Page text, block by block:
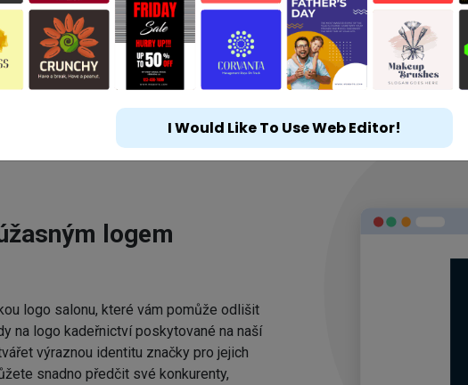
logem
logo salonu, které vám pomůže odlišit
na logo kadeřnictví poskytované na naší
výraznou identitu značky pro jejich
snadno předčit své konkurenty,
I Would Like To Use Web Editor!